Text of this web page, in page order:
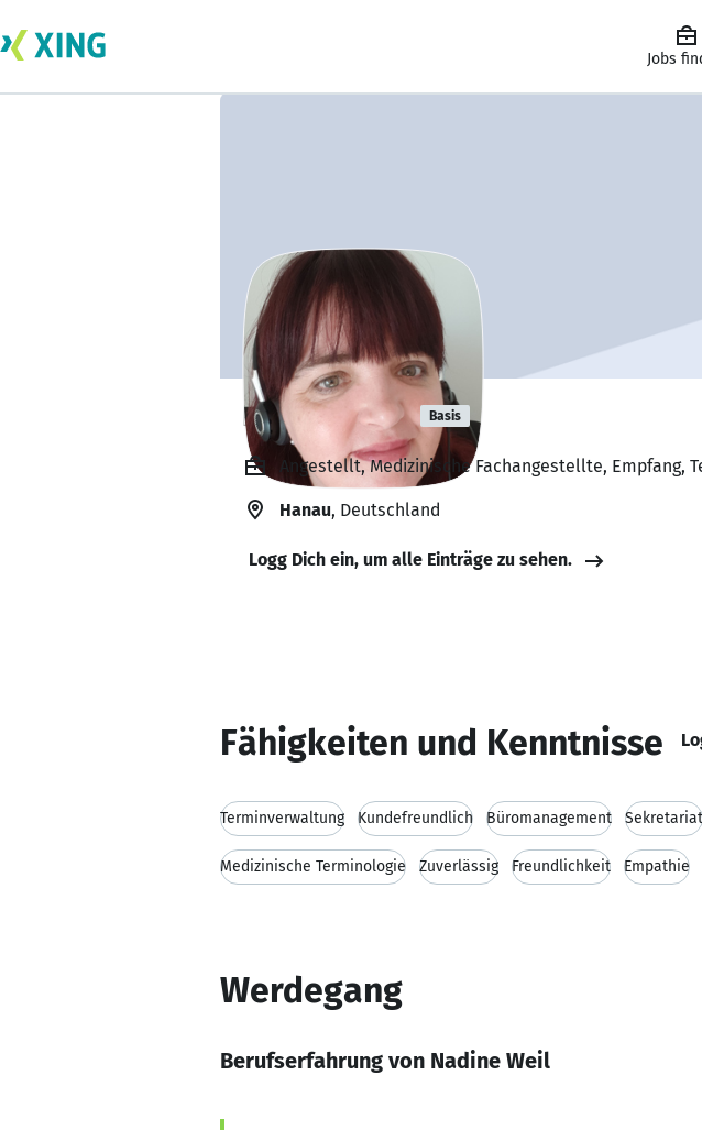
Jobs
Nadine Weil Basis
Angestellt, Medizinische Fachangestellte, Empfang,
Hanau, Deutschland
Logg Dich ein, um alle Einträge zu sehen.
Fähigkeiten und Kenntnisse
Terminverwaltung Kundefreundlich Büromanagement Sekretariat
Medizinische Terminologie Zuverlässig Freundlichkeit Empathie
Werdegang
Berufserfahrung von Nadine Weil